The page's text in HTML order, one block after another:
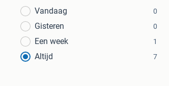
Vandaag
0
Gisteren 0
Een week 1
Altijd 7